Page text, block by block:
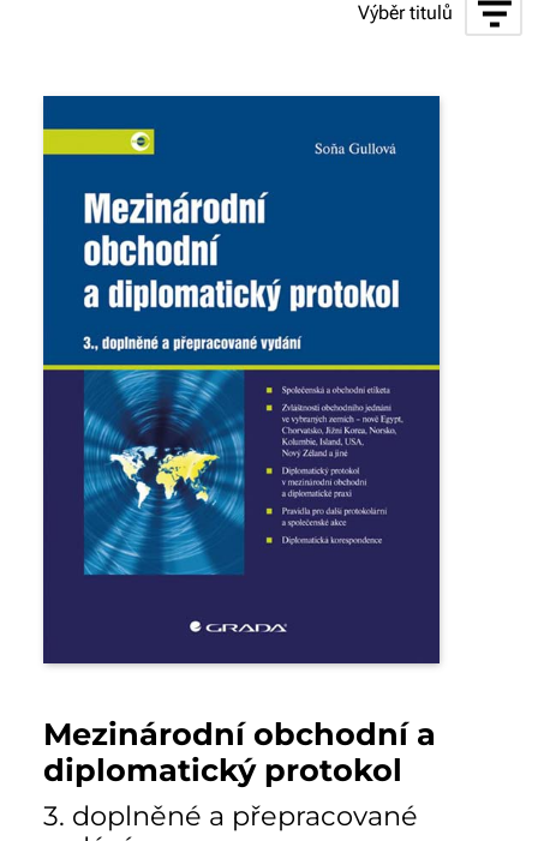
Výběr titulů
Mezinárodní obchodní a
diplomatický protokol
3. doplněné a přepracované